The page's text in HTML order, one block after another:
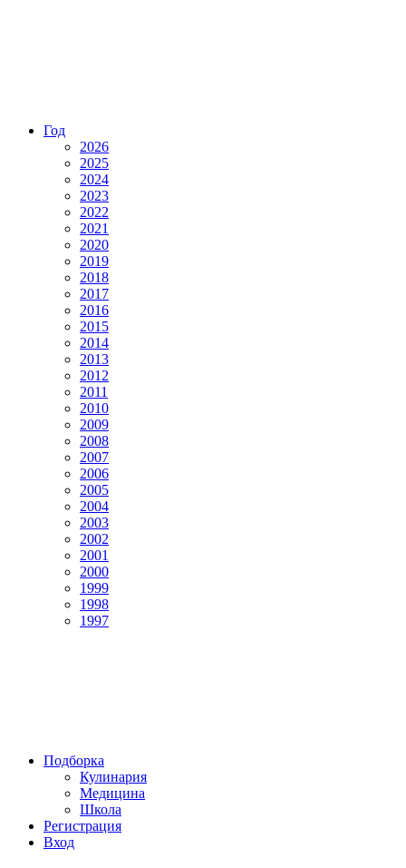
Год
2026
2025
2024
2023
2022
2021
2020
2019
2018
2017
2016
2015
2014
2013
2012
2011
2010
2009
2008
2007
2006
2005
2004
2003
2002
2001
2000
1999
1998
1997
Подборка
Кулинария
Медицина
Школа
Регистрация
Вход